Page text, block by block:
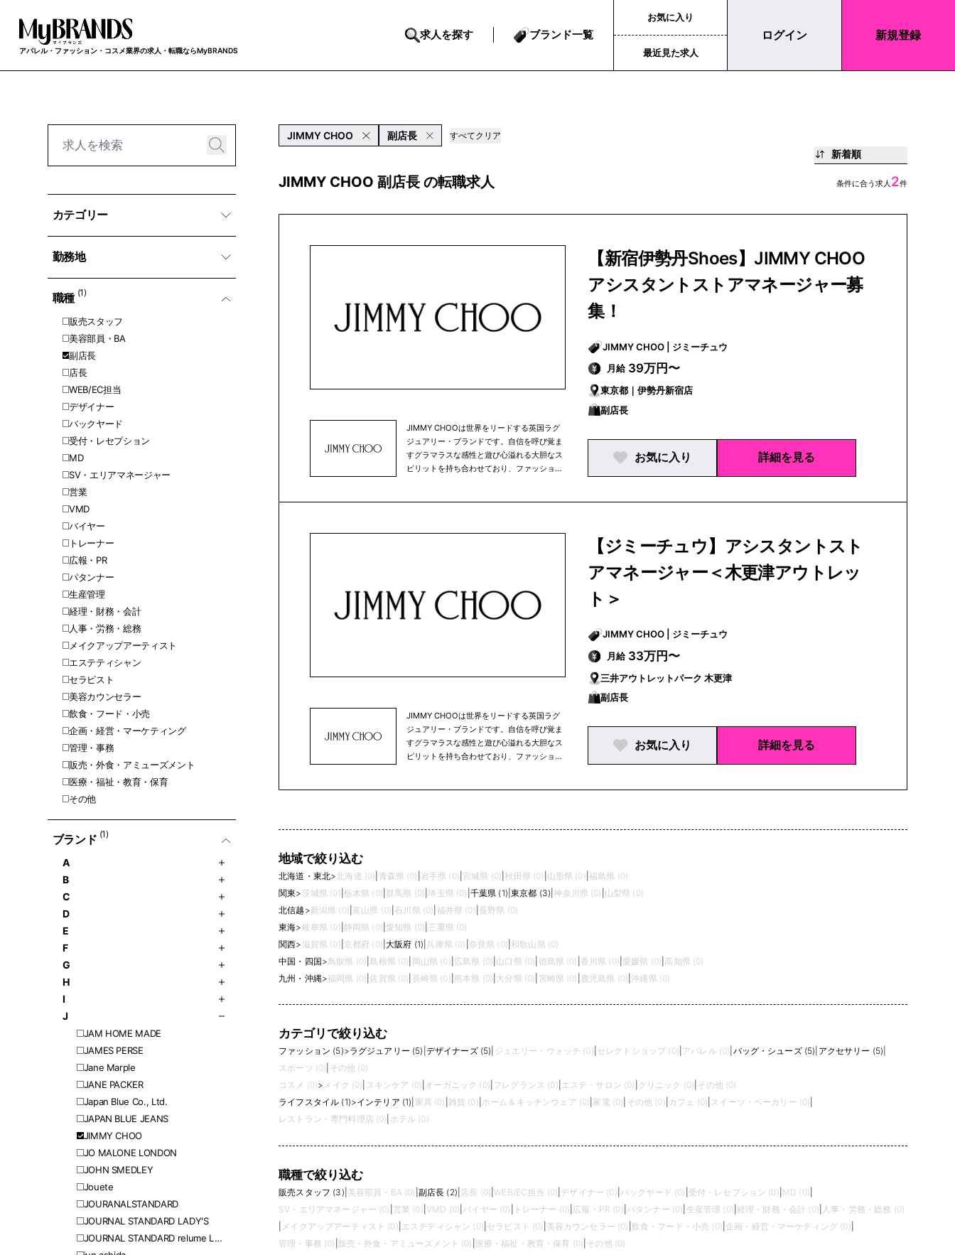
アパレル・ファッション・コスメ業界の求人・転職ならMyBRANDS
求人を探す ブランド一覧
お気に入り
最近見た求人
ログイン 新規登録
カテゴリー
勤務地
職種 (1)
販売スタッフ
美容部員・BA
副店長
店長
WEB/EC担当
デザイナー
バックヤード
受付・レセプション
MD
SV・エリアマネージャー
営業
VMD
バイヤー
トレーナー
広報・PR
パタンナー
生産管理
経理・財務・会計
人事・労務・総務
メイクアップアーティスト
エステティシャン
セラピスト
美容カウンセラー
飲食・フード・小売
企画・経営・マーケティング
管理・事務
販売・外食・アミューズメント
医療・福祉・教育・保育
その他
ブランド (1)
A
B
C
D
E
F
G
H
I
J
JAM HOME MADE
JAMES PERSE
Jane Marple
JANE PACKER
Japan Blue Co., Ltd.
JAPAN BLUE JEANS
JIMMY CHOO
JO MALONE LONDON
JOHN SMEDLEY
Jouete
JOURANALSTANDARD
JOURNAL STANDARD LADY'S
JOURNAL STANDARD relume LADY'S
JIMMY CHOO 副店長 すべてクリア
新着順
JIMMY CHOO 副店長 の転職求人 条件に合う求人 2件
JIMMY CHOOは世界をリードする英国ラグ
ジュアリー・ブランドです。自信を呼び覚ま
すグラマラスな感性と遊び心溢れる大胆なス
ピリットを持ち合わせており、ファッション
ズを中核アイテムに、ハンドバッグ、革小
ラ・チョイは、「世界でもっとも愛されるラ
グジュアリー・ブランドを構築する」という
ビジョンを 掲げ、1996年の設立以来ブラ
ブランドです。
【新宿伊勢丹Shoes】JIMMY CHOO
アシスタントストアマネージャー募
集！
JIMMY CHOO | ジミーチュウ
月給 39万円〜
東京都｜伊勢丹新宿店
副店長
お気に入り 詳細を見る
JIMMY CHOOは世界をリードする英国ラグ
ジュアリー・ブランドです。自信を呼び覚ま
すグラマラスな感性と遊び心溢れる大胆なス
ピリットを持ち合わせており、ファッション
ラ・チョイは、「世界でもっとも愛されるラ
グジュアリー・ブランドを構築する」という
ビジョンを 掲げ、1996年の設立以来ブラ
ンドと 共に歩んでいます。現在、グローバ
ル店舗ネットワークは200店以上、世界中の
有名百貨店やセレクトショップにも出店して
います。JIMMY CHOOは、グローバル・フ
ァッション・ラグジュアリー・グループ、カ
プリ・ホールディングス・リミテッドの傘下
【ジミーチュウ】アシスタントスト
アマネージャー＜木更津アウトレッ
ト＞
JIMMY CHOO | ジミーチュウ
月給 33万円〜
三井アウトレットパーク 木更津
副店長
お気に入り 詳細を見る
地域で絞り込む
北海道・東北>北海道 (0) 青森県 (0) 岩手県 (0) |宮城県 (0) |秋田県 (0) 山形県 (0) 福島県 (0)
関東> 茨城県 (0) 栃木県 (0) 群馬県 (0) |埼玉県 (0) 千葉県 (1) |東京都 (3) |神奈川県 (0) 山梨県 (0)
北信越 >新潟県 (0) |富山県 (0) 石川県 (0) 福井県 (0) 長野県 (0)
東海>岐阜県 (0) 静岡県 (0) |愛知県 (0) 三重県 (0)
関西>滋賀県 (0) 京都府 (0) |大阪府 (1) |兵庫県 (0) 奈良県 (0) |和歌山県 (0)
中国・四国>鳥取県 (0) |島根県 (0) 岡山県 (0) 広島県 (0) 山口県 (0) 徳島県 (0) 香川県 (0) |愛媛県 (0) 高知県 (0)
九州・沖縄>福岡県 (0) |佐賀県 (0) 長崎県 (0) 熊本県 (0) 大分県 (0) 宮崎県 (0) 鹿児島県 (0) |沖縄県 (0)
カテゴリで絞り込む
ファッション (5)>ラグジュアリー (5) デザイナーズ (5) ジュエリー・ウォッチ (0) セレクトショップ (0) アパレル (0) バッグ・シューズ (5) アクセサリー (5)
スポーツ (0) その他 (0)
コスメ (0)> メイク (0) スキンケア (0) オーガニック (0) フレグランス (0) エステ・サロン (0) クリニック (0) その他 (0)
ライフスタイル (1)>インテリア (1) 家具 (0) 雑貨 (0) ホーム＆キッチンウェア (0) 家電 (0) その他 (0) カフェ (0) スイーツ・ベーカリー (0)
レストラン・専門料理店 (0) ホテル (0)
職種で絞り込む
販売スタッフ (3) 美容部員・BA (0) 副店長 (2) 店長 (0) WEB/EC担当 (0) デザイナー (0) バックヤード (0) 受付・レセプション (0) MD (0)
SV・エリアマネージャー (0) 営業 (0) VMD (0) バイヤー (0) トレーナー (0) 広報・PR (0) パタンナー (0) 生産管理 (0) |経理・財務・会計 (0) 人事・労務・総務 (0)
メイクアップアーティスト (0) エステティシャン (0) セラピスト (0) 美容カウンセラー (0) 飲食・フード・小売 (0) 企画・経営・マーケティング (0)
管理・事務 (0) 販売・外食・アミューズメント (0) 医療・福祉・教育・保育 (0) その他 (0)